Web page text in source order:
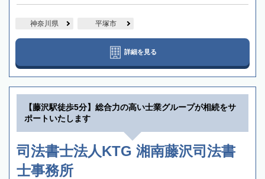
神奈川県 平塚市
詳細を見る
【藤沢駅徒歩5分】総合力の高い士業グループが相続をサ
ポートいたします
司法書士法人KTG 湘南藤沢司法書
士事務所